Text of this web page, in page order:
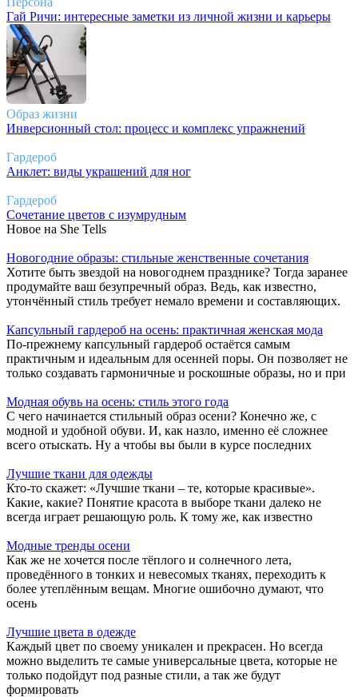
Гай Ричи: интересные заметки из личной жизни и карьеры
Образ жизни
Инверсионный стол: процесс и комплекс упражнений
Гардероб
Анклет: виды украшений для ног
Гардероб
Сочетание цветов с изумрудным
Новое на She Tells
Новогодние образы: стильные женственные сочетания
Хотите быть звездой на новогоднем празднике? Тогда заранее
продумайте ваш безупречный образ. Ведь, как известно,
утончённый стиль требует немало времени и составляющих.
Капсульный гардероб на осень: практичная женская мода
По-прежнему капсульный гардероб остаётся самым
практичным и идеальным для осенней поры. Он позволяет не
только создавать гармоничные и роскошные образы, но и при
Модная обувь на осень: стиль этого года
С чего начинается стильный образ осени? Конечно же, с
модной и удобной обуви. И, как назло, именно её сложнее
всего отыскать. Ну а чтобы вы были в курсе последних
Лучшие ткани для одежды
Кто-то скажет: «Лучшие ткани – те, которые красивые».
Какие, какие? Понятие красота в выборе ткани далеко не
всегда играет решающую роль. К тому же, как известно
Модные тренды осени
Как же не хочется после тёплого и солнечного лета,
проведённого в тонких и невесомых тканях, переходить к
более утеплённым вещам. Многие ошибочно думают, что
осень
Лучшие цвета в одежде
Каждый цвет по своему уникален и прекрасен. Но всегда
можно выделить те самые универсальные цвета, которые не
только подойдут под разные стили, а так же будут
формировать